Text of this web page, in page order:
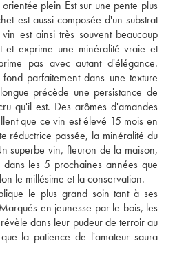
plein Est sur une pente plus
est aussi composée d'un substrat
est ainsi très souvent beaucoup
et exprime une minéralité vraie et
pas avec autant d'élégance.
parfaitement dans une texture
précède une persistance de
qu'il est. Des arômes d'amandes
que ce vin est élevé 15 mois en
réductrice passée, la minéralité du
superbe vin, fleuron de la maison,
les 5 prochaines années que
le millésime et la conservation.
le plus grand soin tant à ses
en jeunesse par le bois, les
dans leur pudeur de terroir au
la patience de l'amateur saura